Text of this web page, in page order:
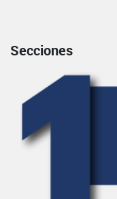
Secciones